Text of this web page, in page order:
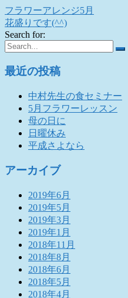
フラワーアレンジ5月
花盛りです(^^)
Search for:
最近の投稿
中村先生の食セミナー
5月フラワーレッスン
母の日に
日曜休み
平成さよなら
アーカイブ
2019年6月
2019年5月
2019年3月
2019年1月
2018年11月
2018年8月
2018年6月
2018年5月
2018年4月